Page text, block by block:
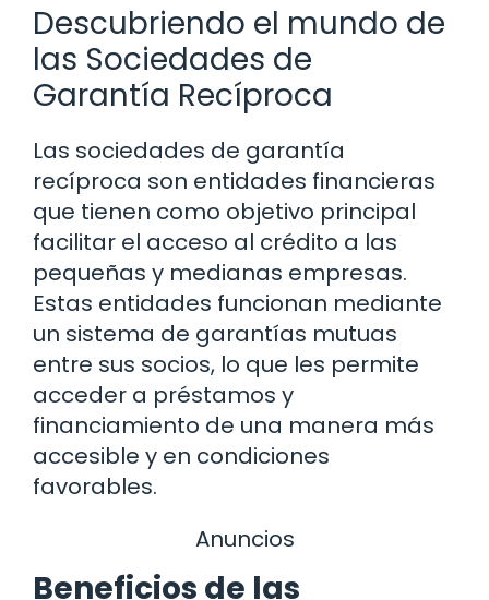
Descubriendo el mundo de
las Sociedades de
Garantía Recíproca
Las sociedades de garantía
recíproca son entidades financieras
que tienen como objetivo principal
facilitar el acceso al crédito a las
pequeñas y medianas empresas.
Estas entidades funcionan mediante
un sistema de garantías mutuas
entre sus socios, lo que les permite
acceder a préstamos y
financiamiento de una manera más
accesible y en condiciones
favorables.
Anuncios
Beneficios de las